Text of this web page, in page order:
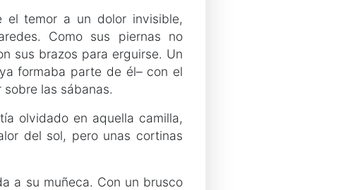
el temor a un dolor invisible,
Como sus piernas no
sus brazos para erguirse. Un
formaba parte de él– con el
las sábanas.
olvidado en aquella camilla,
del sol, pero unas cortinas
a su muñeca. Con un brusco